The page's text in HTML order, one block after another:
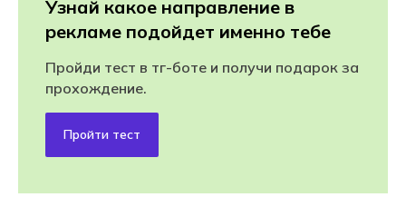
Узнай какое направление в
рекламе подойдет именно тебе
Пройди тест в тг-боте и получи подарок за
прохождение.
Пройти тест